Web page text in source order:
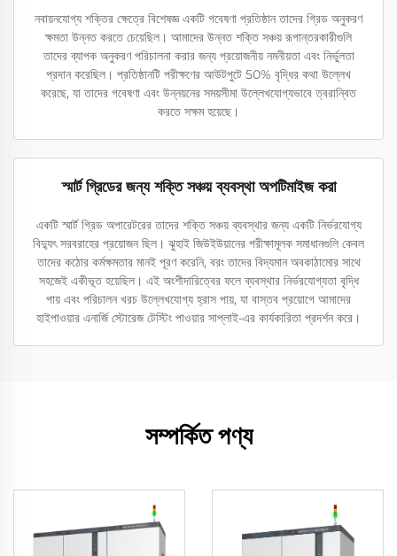
নবায়নযোগ্য শক্তির ক্ষেত্রে বিশেষজ্ঞ একটি গবেষণা প্রতিষ্ঠান তাদের গ্রিড অনুকরণ
ক্ষমতা উন্নত করতে চেয়েছিল। আমাদের উন্নত শক্তি সঞ্চয় রূপান্তরকারীগুলি
তাদের ব্যাপক অনুকরণ পরিচালনা করার জন্য প্রয়োজনীয় নমনীয়তা এবং নির্ভুলতা
প্রদান করেছিল। প্রতিষ্ঠানটি পরীক্ষণের আউটপুটে 50% বৃদ্ধির কথা উল্লেখ
করেছে, যা তাদের গবেষণা এবং উন্নয়নের সময়সীমা উল্লেখযোগ্যভাবে ত্বরান্বিত
করতে সক্ষম হয়েছে।
স্মার্ট গ্রিডের জন্য শক্তি সঞ্চয় ব্যবস্থা অপটিমাইজ করা
একটি স্মার্ট গ্রিড অপারেটরের তাদের শক্তি সঞ্চয় ব্যবস্থার জন্য একটি নির্ভরযোগ্য
বিদ্যুৎ সরবরাহের প্রয়োজন ছিল। ঝুহাই জিউইউয়ানের পরীক্ষামূলক সমাধানগুলি কেবল
তাদের কঠোর কর্মক্ষমতার মানই পূরণ করেনি, বরং তাদের বিদ্যমান অবকাঠামোর সাথে
সহজেই একীভূত হয়েছিল। এই অংশীদারিত্বের ফলে ব্যবস্থার নির্ভরযোগ্যতা বৃদ্ধি
পায় এবং পরিচালন খরচ উল্লেখযোগ্য হ্রাস পায়, যা বাস্তব প্রয়োগে আমাদের
হাইপাওয়ার এনার্জি স্টোরেজ টেস্টিং পাওয়ার সাপ্লাই-এর কার্যকারিতা প্রদর্শন করে।
সম্পর্কিত পণ্য